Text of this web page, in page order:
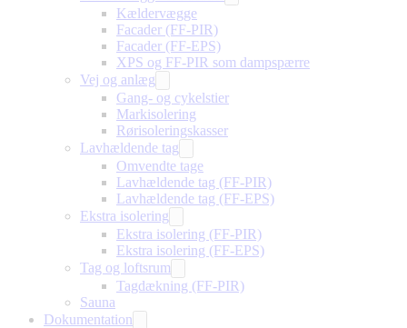
Kældervægge
Facader (FF-PIR)
Facader (FF-EPS)
XPS og FF-PIR som dampspærre
Vej og anlæg
Gang- og cykelstier
Markisolering
Rørisoleringskasser
Lavhældende tag
Omvendte tage
Lavhældende tag (FF-PIR)
Lavhældende tag (FF-EPS)
Ekstra isolering
Ekstra isolering (FF-PIR)
Ekstra isolering (FF-EPS)
Tag og loftsrum
Tagdækning (FF-PIR)
Sauna
Dokumentation